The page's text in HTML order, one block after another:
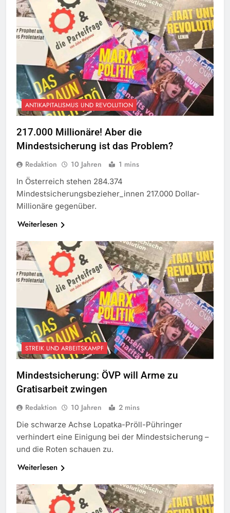
ANTIKAPITALISMUS UND REVOLUTION
217.000 Millionäre! Aber die
Mindestsicherung ist das Problem?
Redaktion 10 Jahren 1 mins
In Österreich stehen 284.374
Mindestsicherungsbezieher_innen 217.000 Dollar-
Millionäre gegenüber.
Weiterlesen
STREIK UND ARBEITSKAMPF
Mindestsicherung: ÖVP will Arme zu
Gratisarbeit zwingen
Redaktion 10 Jahren 2 mins
Die schwarze Achse Lopatka-Pröll-Pühringer
verhindert eine Einigung bei der Mindestsicherung –
und die Roten schauen zu.
Weiterlesen